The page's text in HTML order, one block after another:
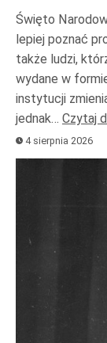
Święto
lepiej poznać
także ludzi,
wydane w
instytucji
jednak… Czytaj
4 sierpnia 2026